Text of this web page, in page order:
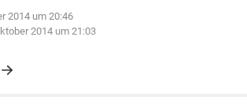
2014 um 20:46
2014 um 21:03